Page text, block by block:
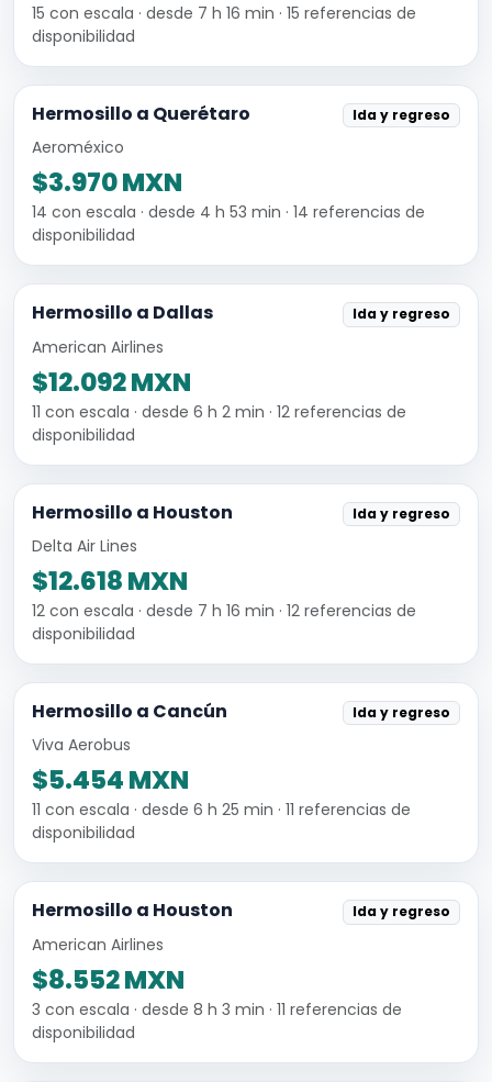
15 con escala · desde 7 h 16 min · 15 referencias de
disponibilidad
Hermosillo a Querétaro Ida y regreso
Aeroméxico
$3.970 MXN
14 con escala · desde 4 h 53 min · 14 referencias de
disponibilidad
Hermosillo a Dallas Ida y regreso
American Airlines
$12.092 MXN
11 con escala · desde 6 h 2 min · 12 referencias de
disponibilidad
Hermosillo a Houston Ida y regreso
Delta Air Lines
$12.618 MXN
12 con escala · desde 7 h 16 min · 12 referencias de
disponibilidad
Hermosillo a Cancún Ida y regreso
Viva Aerobus
$5.454 MXN
11 con escala · desde 6 h 25 min · 11 referencias de
disponibilidad
Hermosillo a Houston Ida y regreso
American Airlines
$8.552 MXN
3 con escala · desde 8 h 3 min · 11 referencias de
disponibilidad